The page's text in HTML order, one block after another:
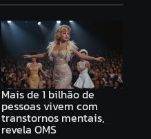
Mais de 1 bilhão de
pessoas vivem com
transtornos mentais,
revela OMS